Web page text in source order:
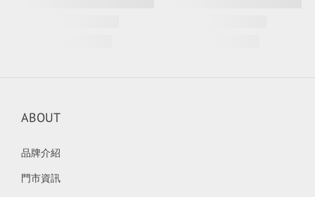
ABOUT
品牌介紹
門市資訊